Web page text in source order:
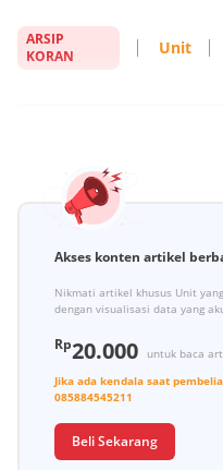
ARSIP
KORAN
Unit
Akses konten artikel
Nikmati artikel khusus Unit
dengan visualisasi data yang
Rp20.000
untuk baca
Jika ada kendala saat
085884545211
Beli Sekarang